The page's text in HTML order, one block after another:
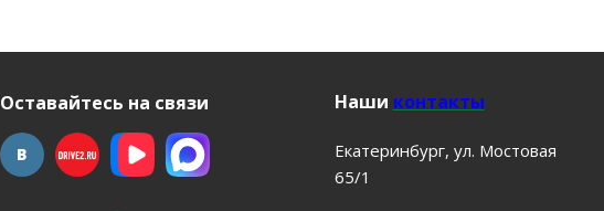
Оставайтесь на связи Наши контакты
Екатеринбург, ул. Мостовая
65/1